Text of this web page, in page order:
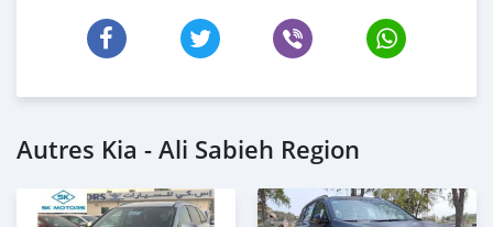
Autres Kia - Ali Sabieh Region